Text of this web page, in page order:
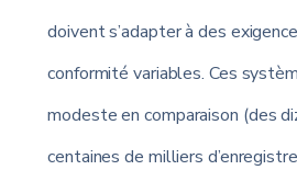
doivent s’adapter à des
conformité variables. Ces
modeste en comparaison (des
centaines de milliers